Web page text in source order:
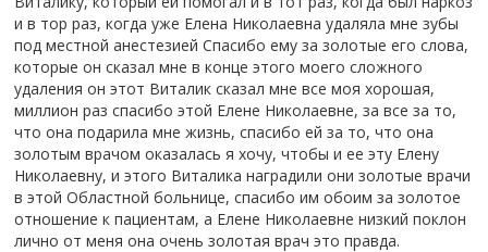
и в тор раз, когда уже Елена Николаевна удаляла мне зубы
под местной анестезией Спасибо ему за золотые его слова,
которые он сказал мне в конце этого моего сложного
удаления он этот Виталик сказал мне все моя хорошая,
миллион раз спасибо этой Елене Николаевне, за все за то,
что она подарила мне жизнь, спасибо ей за то, что она
золотым врачом оказалась я хочу, чтобы и ее эту Елену
Николаевну, и этого Виталика наградили они золотые врачи
в этой Областной больнице, спасибо им обоим за золотое
отношение к пациентам, а Елене Николаевне низкий поклон
лично от меня она очень золотая врач это правда.